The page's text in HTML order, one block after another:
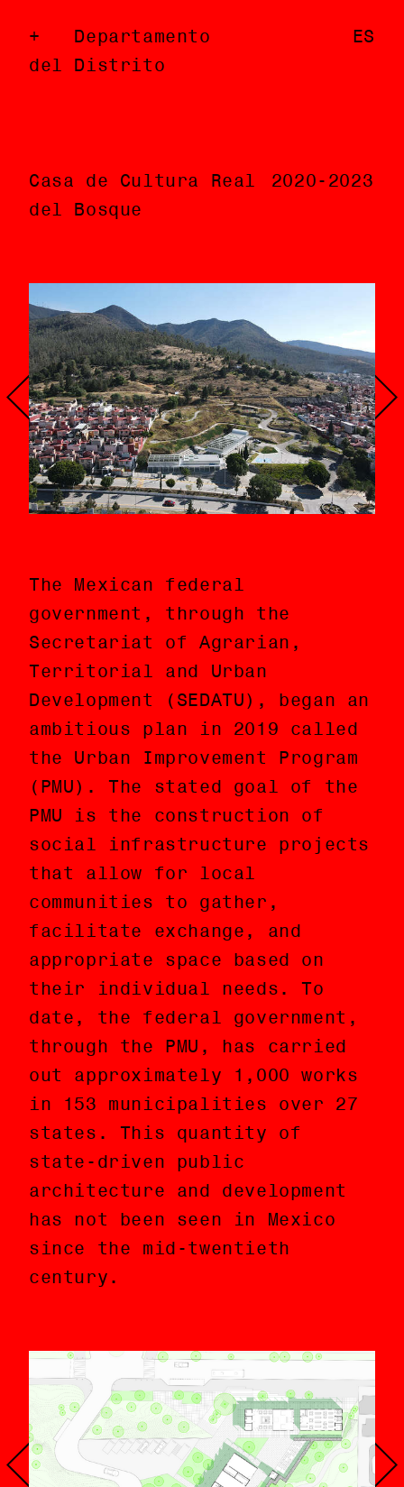
Departamento
del Distrito
Departamento
del Distrito
ES
Casa de Cultura Real
del Bosque
Casa de Cultura Real
del Bosque
2020-2023
2020-2023
The Mexican federal
government, through the
Secretariat of Agrarian,
Territorial and Urban
Development (SEDATU), began an
ambitious plan in 2019 called
the Urban Improvement Program
(PMU). The stated goal of the
PMU is the construction of
social infrastructure projects
that allow for local
communities to gather,
facilitate exchange, and
appropriate space based on
their individual needs. To
date, the federal government,
through the PMU, has carried
out approximately 1,000 works
in 153 municipalities over 27
states. This quantity of
state-driven public
architecture and development
has not been seen in Mexico
since the mid-twentieth
century.
El Gobierno Federal de México
a través de la Secretaría de
Desarrollo Agrario,
Territorial y Urbano (SEDATU)
comenzó en el 2019 un
ambicioso plan llamada
Programa de Mejoramiento
Urbano (PMU). Con el objetivo
de desarrollar obra pública en
los municipios y colonias con
las mayores carencias del
país, a la fecha el gobierno
federal a través del PMU y de
la administración de AMLO, ha
llevado a cabo aproximadamente
1,000 obras en 153
municipalidades de 27 estados.
Esta cantidad de proyectos de
arquitectura y desarrollo por
parte del estado no se habían
visto en México desde mediados
del siglo veinte.